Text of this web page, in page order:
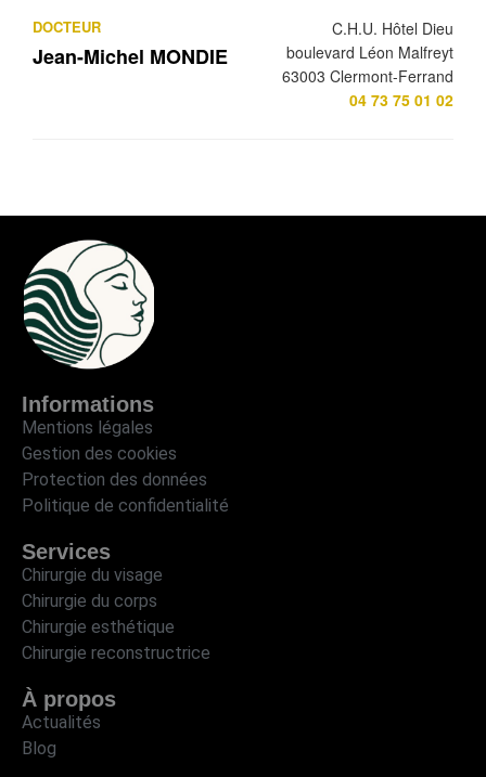
DOCTEUR
Jean-Michel MONDIE
C.H.U. Hôtel Dieu
boulevard Léon Malfreyt
63003 Clermont-Ferrand
04 73 75 01 02
Informations
Mentions légales
Gestion des cookies
Protection des données
Politique de confidentialité
Services
Chirurgie du visage
Chirurgie du corps
Chirurgie esthétique
Chirurgie reconstructrice
À propos
Actualités
Blog